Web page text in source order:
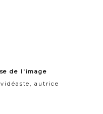
de l'image
autrice